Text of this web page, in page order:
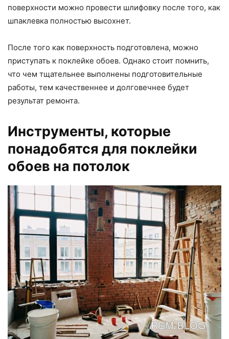
поверхности можно провести шлифовку после того, как
шпаклевка полностью высохнет.
После того как поверхность подготовлена, можно
приступать к поклейке обоев. Однако стоит помнить,
что чем тщательнее выполнены подготовительные
работы, тем качественнее и долговечнее будет
результат ремонта.
Инструменты, которые
понадобятся для поклейки
обоев на потолок